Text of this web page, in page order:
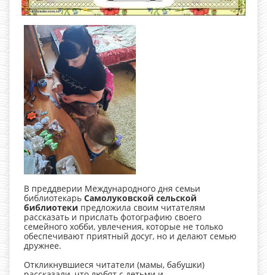
В преддверии Международного дня семьи
библиотекарь Самолуковской сельской
библиотеки предложила своим читателям
рассказать и прислать фотографию своего
семейного хобби, увлечения, которые не только
обеспечивают приятный досуг, но и делают семью
дружнее.
Откликнувшиеся читатели (мамы, бабушки)